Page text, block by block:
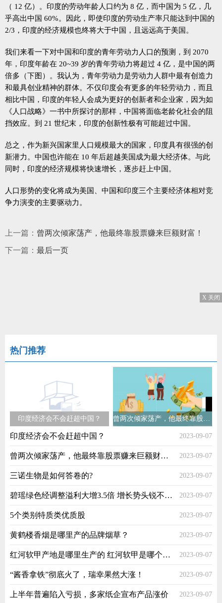
（ 12 亿）。印度的劳动年龄人口约为 8 亿，而中国为 5 亿，几
乎高出中国 60%。因此，即使印度的劳动生产率只能达到中国的
2/3，印度的经济规模也终将大于中国，且远远高于美国。
我们来看一下对中国和印度的青年劳动力人口的预测，到 2070
年，印度年龄在 20~39 岁的青年劳动力将超过 4 亿，是中国的两
倍多（下图）。我认为，青年劳动力是劳动力人群中最有创造力
和最具创业精神的群体。不仅印度会有更多的年轻劳动力，而且
相比中国，印度的年轻人会成为更好的创新者和企业家，因为如
《人口战略》一书中所探讨的那样，中国将面临老龄化社会的阻
挡效应。到 21 世纪末，印度的创新性极有可能超过中国。
总之，作为新兴国家里人口规模最大的国家，印度具有很强的创
新潜力。中国也许能在 10 年后超越美国成为最大经济体。与此
同时，印度的经济规模将快速增长，逐步赶上中国。
人口形势的变化将成为美国、中国和印度三个主要经济体相对竞
争力演变的主要驱动力。
上一篇： 曾两次倾家荡产，他最终靠股票赚来巨额财富！
下一篇： 最后一页
X 关闭
热门推荐
印度经济会不会赶超中国？ 曾两次倾家荡产，他最终靠股票赚来巨额财富！
印度经济会不会赶超中国？ 2023-09-07
曾两次倾家荡产，他最终靠股票赚来巨额财富！ 2023-09-07
三诺生物是如何答卷的? 2023-09-07
碧瑶绿色经调整溢利大增3.5倍 增长势头锐不可挡 2023-09-07
5个类别特质类优质股 2023-09-07
黄鹤楼香烟是哪里产的品牌烟草？ 2023-09-07
红河软甲产地是哪里生产的 红河软甲是哪个省的烟 2023-09-07
“酱香拿铁”彻底火了，瑞幸果然大涨！ 2023-09-07
上半年普遍陷入亏损，多家纸企宣布产品涨价 2023-09-07